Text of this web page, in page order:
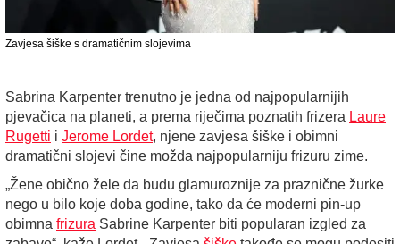
Zavjesa šiške s dramatičnim slojevima
Sabrina Karpenter trenutno je jedna od najpopularnijih
pjevačica na planeti, a prema riječima poznatih frizera Laure
Rugetti i Jerome Lordet, njene zavjesa šiške i obimni
dramatični slojevi čine možda najpopularniju frizuru zime.
„Žene obično žele da budu glamuroznije za praznične žurke
nego u bilo koje doba godine, tako da će moderni pin-up
obimna frizura Sabrine Karpenter biti popularan izgled za